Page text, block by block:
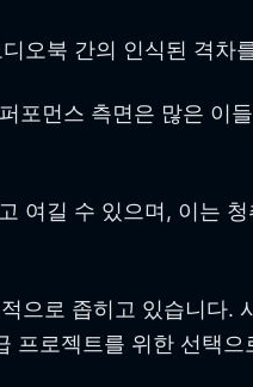
오북 간의 인식된 격
포먼스 측면은 많은 이
여길 수 있으며, 이는
으로 좁히고 있습니다
로젝트를 위한 선택